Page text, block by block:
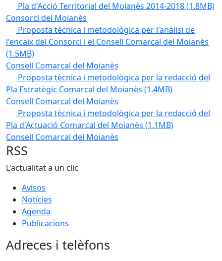
Pla d'Acció Territorial del Moianès 2014-2018(1.8MB)
Consorci del Moianès
Proposta tècnica i metodològica per l'anàlisi de
l'encaix del Consorci i el Consell Comarcal del Moianès
(1.5MB)
Consell Comarcal del Moianès
Proposta tècnica i metodològica per la redacció del
Pla Estratègic Comarcal del Moianès (1.4MB)
Consell Comarcal del Moianès
Proposta tècnica i metodològica per la redacció del
Pla d'Actuació Comarcal del Moianès (1.1MB)
Consell Comarcal del Moianès
RSS
L'actualitat a un clic
Avisos
Notícies
Agenda
Publicacions
Adreces i telèfons